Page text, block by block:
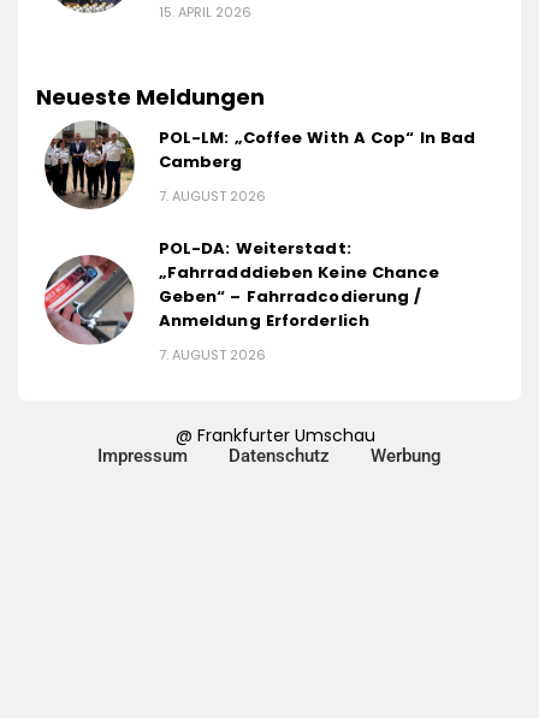
15. APRIL 2026
Neueste Meldungen
POL-LM: „Coffee With A Cop“ In Bad
Camberg
7. AUGUST 2026
POL-DA: Weiterstadt:
„Fahrradddieben Keine Chance
Geben“ – Fahrradcodierung /
Anmeldung Erforderlich
7. AUGUST 2026
@ Frankfurter Umschau
Impressum Datenschutz Werbung